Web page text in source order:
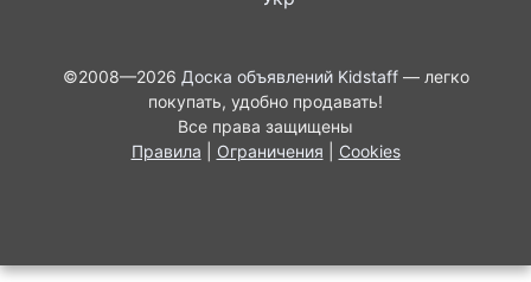
©2008—2026 Доска объявлений Kidstaff— легко
покупать, удобно продавать!
Все права защищены
Правила
Ограничения Cookies